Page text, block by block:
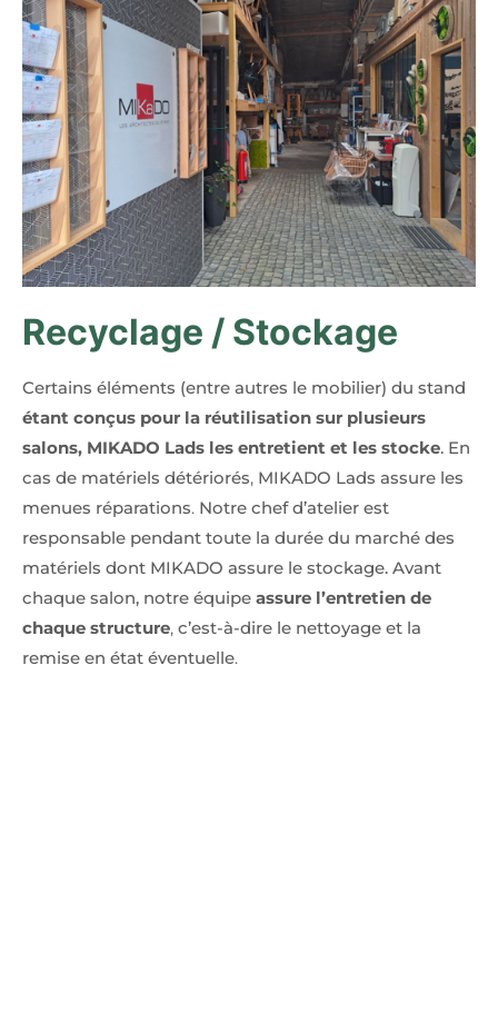
Recyclage / Stockage
Certains éléments (entre autres le mobilier) du stand
étant conçus pour la réutilisation sur plusieurs
salons, MIKADO Lads les entretient et les stocke. En
cas de matériels détériorés, MIKADO Lads assure les
menues réparations. Notre chef d’atelier est
responsable pendant toute la durée du marché des
matériels dont MIKADO assure le stockage. Avant
chaque salon, notre équipe assure l’entretien de
chaque structure, c’est-à-dire le nettoyage et la
remise en état éventuelle.